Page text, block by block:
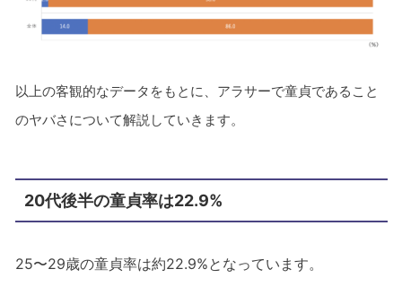
以上の客観的なデータをもとに、アラサーで童貞であること
のヤバさについて解説していきます。
20代後半の童貞率は22.9%
25〜29歳の童貞率は約22.9%となっています。